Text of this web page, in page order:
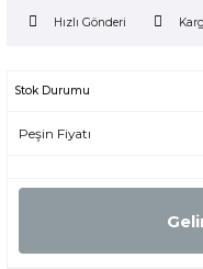
Hızlı Gönderi
Stok Durumu
Peşin Fiyatı